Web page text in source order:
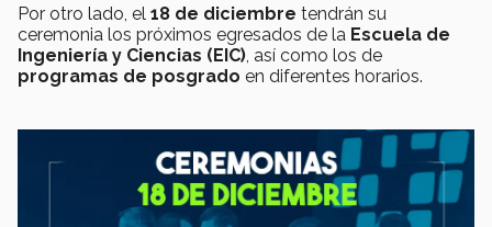
Por otro lado, el 18 de diciembre tendrán su
ceremonia los próximos egresados de la Escuela de
Ingeniería y Ciencias (EIC), así como los de
programas de posgrado en diferentes horarios.